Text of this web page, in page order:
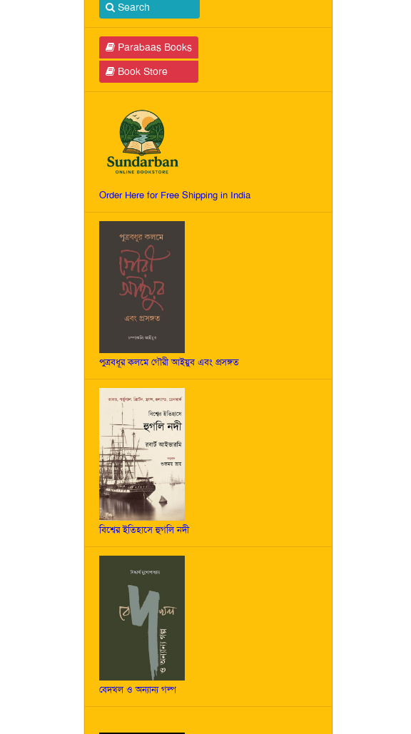
Search
Parabaas Books
Book Store
Order Here for Free Shipping in India
পুত্রবধূর কলমে গৌরী আইয়ুব এবং প্রসঙ্গত
বিশ্বের ইতিহাসে হুগলি নদী
বেদখল ও অন্যান্য গল্প